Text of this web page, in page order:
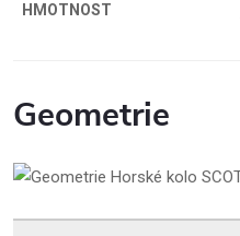
HMOTNOST
Geometrie